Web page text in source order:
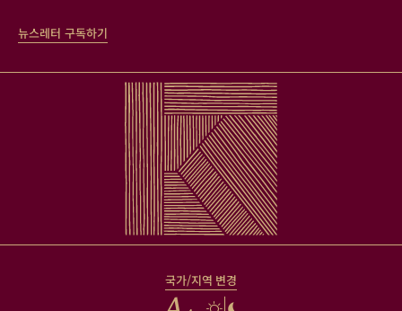
뉴스레터 구독하기
국가/지역 변경